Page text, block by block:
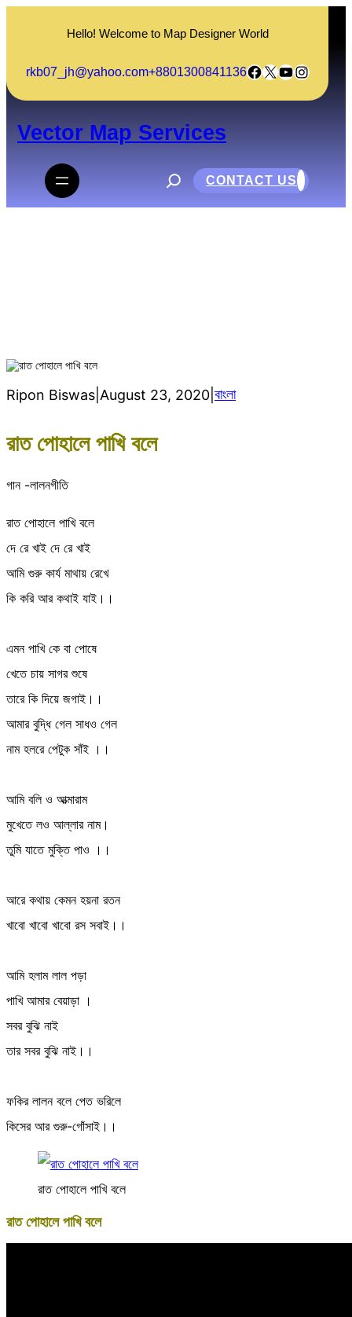
Hello! Welcome to Map Designer World
rkb07_jh@yahoo.com+8801300841136Facebook
X YouTube
Instagram
Vector Map Services
CONTACT US
Ripon Biswas August 23, 2020 বাংলা
রাত পোহালে পাখি বলে
গান -লালনগীতি
রাত পোহালে পাখি বলে
দে রে খাই দে রে খাই
আমি গুরু কার্য মাথায় রেখে
কি করি আর কথাই যাই।।
এমন পাখি কে বা পোষে
খেতে চায় সাগর শুষে
তারে কি দিয়ে জগাই।।
আমার বুদ্ধি গেল সাধও গেল
নাম হলরে পেটুক সাঁই ।।
আমি বলি ও আত্মারাম
মুখেতে লও আল্লার নাম।
তুমি যাতে মুক্তি পাও ।।
আরে কথায় কেমন হয়না রতন
খাবো খাবো খাবো রস সবাই।।
আমি হলাম লাল পড়া
পাখি আমার বেয়াড়া ।
সবর বুঝি নাই
তার সবর বুঝি নাই।।
ফকির লালন বলে পেত ভরিলে
কিসের আর গুরু-গোঁসাই।।
রাত পোহালে পাখি বলে
রাত পোহালে পাখি বলে